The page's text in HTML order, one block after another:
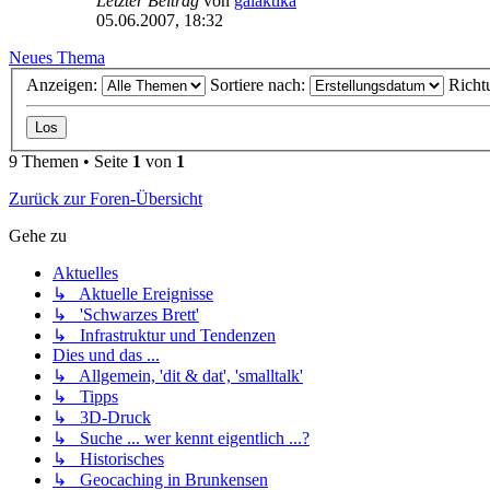
05.06.2007, 18:32
Neues Thema
Anzeigen:
Sortiere nach:
9 Themen • Seite 1 von 1
Zurück zur Foren-Übersicht
Gehe zu
Aktuelles
↳ Aktuelle Ereignisse
↳ 'Schwarzes Brett'
↳ Infrastruktur und Tendenzen
Dies und das ...
↳ Allgemein, 'dit & dat', 'smalltalk'
↳ Tipps
↳ 3D-Druck
↳ Suche ... wer kennt eigentlich ...?
↳ Historisches
↳ Geocaching in Brunkensen